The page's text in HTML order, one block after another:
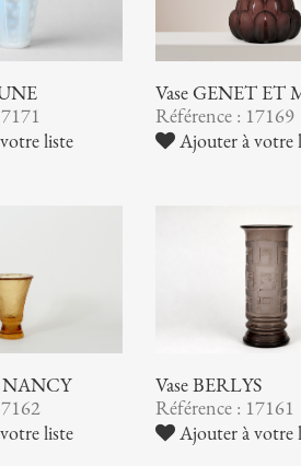
liste
Vase GENET
Référence : 17169
Ajouter à votre
NANCY
liste
Vase BERLYS
Référence : 17161
Ajouter à votre